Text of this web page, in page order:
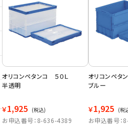
オリコンペタンコ ５０Ｌ
半透明
￥1,925 (税込)
お申込番号：8-636-4389
オリコン
ブルー
￥1,925 (税
お申込番号